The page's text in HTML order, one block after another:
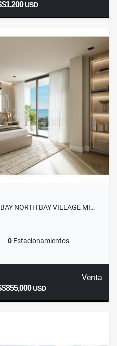
USD
NORTH BAY VILLAGE MI…
0 Estacionamientos
Venta
USD